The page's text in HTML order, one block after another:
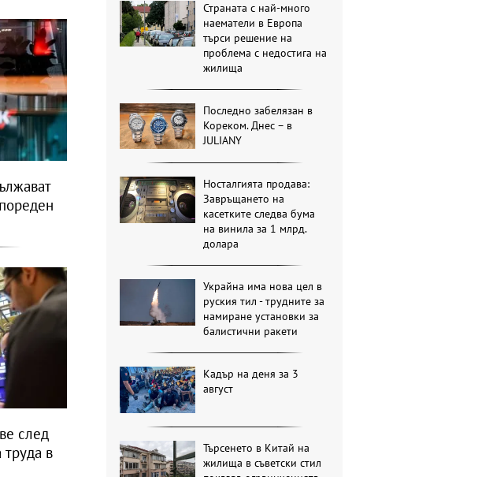
Страната с най-много
наематели в Европа
търси решение на
проблема с недостига на
жилища
Последно забелязан в
Кореком. Днес – в
JULIANY
Носталгията продава:
Завръщането на
касетките следва бума
на винила за 1 млрд.
долара
Украйна има нова цел в
руския тил - трудните за
намиране установки за
балистични ракети
Кадър на деня за 3
август
Търсенето в Китай на
жилища в съветски стил
след
труда в